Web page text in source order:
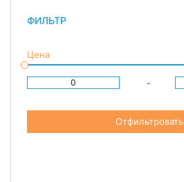
ФИЛЬТР
Цена
-
Отфильтровать